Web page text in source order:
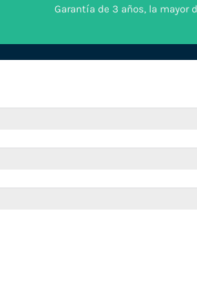
Garantía de 3 años, la mayor